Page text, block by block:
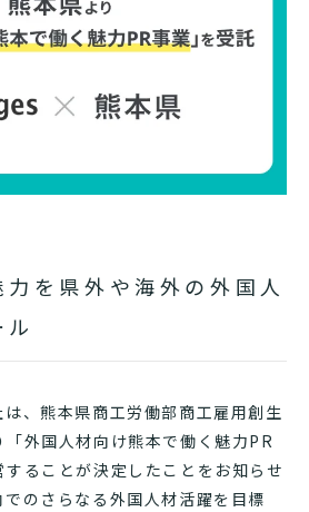
を県外や海外の外国人
は、熊本県商工労働部商工雇用創生
外国人材向け熊本で働く魅力PR
ることが決定したことをお知らせ
のさらなる外国人材活躍を目標